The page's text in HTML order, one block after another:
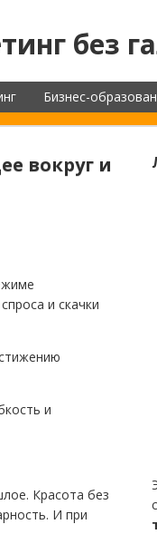
без
Бизнес-
вокруг и
и скачки
и
Красота без
И при